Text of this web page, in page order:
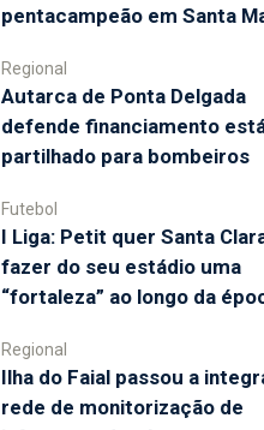
pentacampeão em Santa
Regional
Autarca de Ponta Delgada
defende financiamento
partilhado para bombeiros
Futebol
I Liga: Petit quer Santa
fazer do seu estádio uma
“fortaleza” ao longo da
Regional
Ilha do Faial passou a
rede de monitorização de